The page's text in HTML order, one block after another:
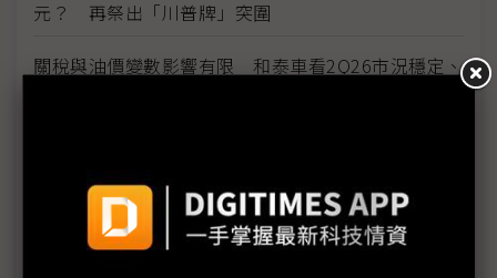
元？ 再祭出「川普牌」突圍
關稅與油價變數影響有限 和泰車看2Q26市況穩定、
台廠踴躍發放股利並調高薪資 人均GDP上看4.4萬美